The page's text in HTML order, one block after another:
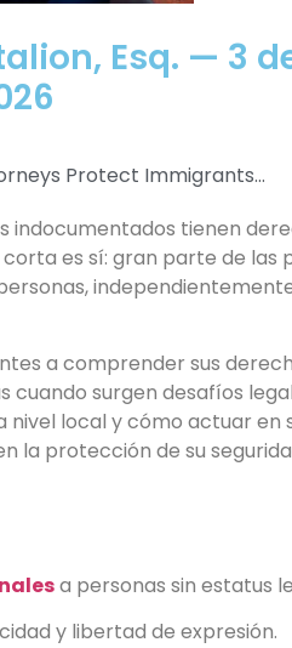
Esq. — 3
Protect Immigrants...
indocumentados tienen
corta es sí: gran parte de las
a comprender sus
surgen desafíos
local y cómo actuar en
la protección de su
a personas sin estatus
y libertad de expresión.